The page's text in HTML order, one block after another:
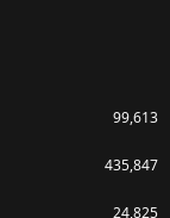
99,613
435,847
24,825